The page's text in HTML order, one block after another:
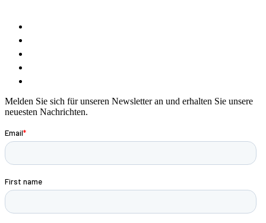
Melden Sie sich für unseren Newsletter an und erhalten Sie unsere
neuesten Nachrichten.